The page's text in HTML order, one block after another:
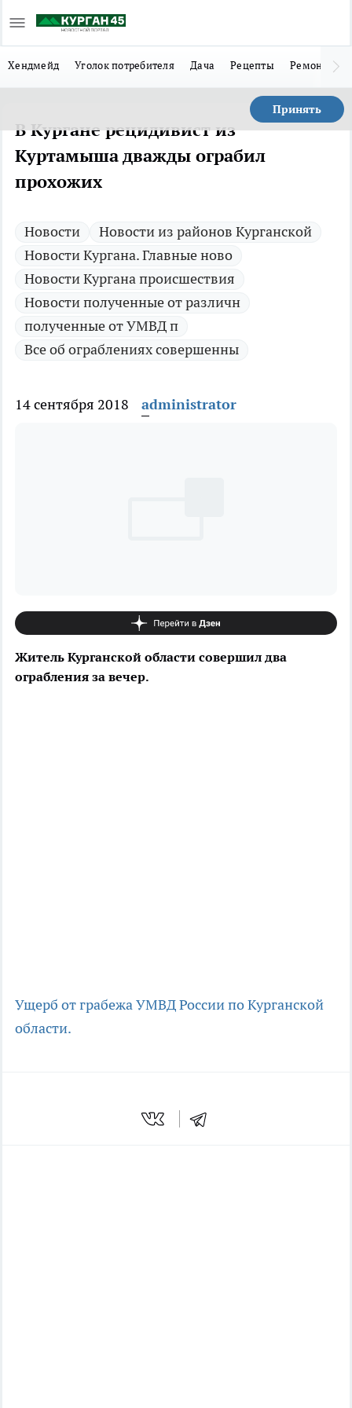
Хендмейд Уголок потребителя Дача Рецепты Ремонт
Принять
В Кургане рецидивист из
Куртамыша дважды ограбил
прохожих
Новости
Новости из районов Курганской
Новости Кургана. Главные ново
Новости Кургана происшествия
Новости полученные от различн
полученные от УМВД п
Все об ограблениях совершенны
14 сентября 2018 administrator
Житель Курганской области совершил два
ограбления за вечер.
Ущерб от грабежаУМВД России по Курганской
области.